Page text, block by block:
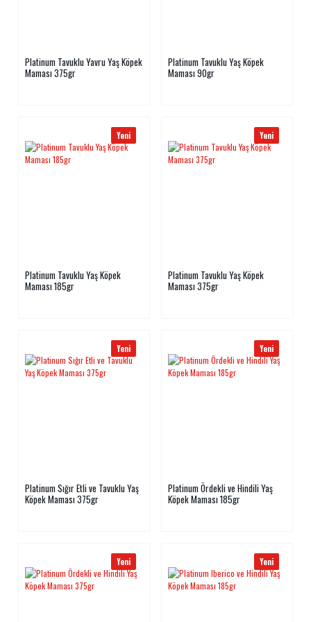
Platinum Tavuklu Yavru Yaş Köpek
Maması 375gr
Platinum Tavuklu Yaş Köpek
Maması 90gr
Yeni
Platinum Tavuklu Yaş Köpek
Maması 185gr
Yeni
Platinum Tavuklu Yaş Köpek
Maması 375gr
Yeni
Platinum Sığır Etli ve Tavuklu Yaş
Köpek Maması 375gr
Yeni
Platinum Ördekli ve Hindili Yaş
Köpek Maması 185gr
Yeni Yeni